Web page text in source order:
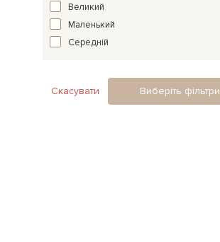
Великий
Маленький
Середній
Скасувати Виберіть фільтри